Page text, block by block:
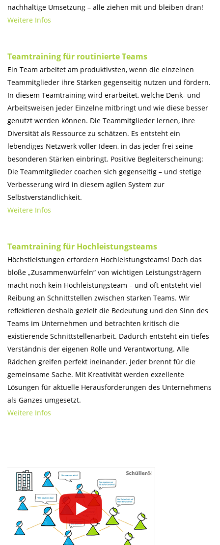
nachhaltige Umsetzung – alle ziehen mit und bleiben dran!
Weitere Infos
Teamtraining für routinierte Teams
Ein Team arbeitet am produktivsten, wenn die einzelnen
Teammitglieder ihre Stärken gegenseitig nutzen und fördern.
In diesem Teamtraining wird erarbeitet, welche Denk- und
Arbeitsweisen jeder Einzelne mitbringt und wie diese besser
genutzt werden können. Die Teammitglieder lernen, ihre
Diversität als Ressource zu schätzen. Es entsteht ein
lebendiges Netzwerk voller Ideen, in das jeder frei seine
besonderen Stärken einbringt. Positive Begleiterscheinung:
Die Teammitglieder coachen sich gegenseitig – und stetige
Verbesserung wird in diesem agilen System zur
Selbstverständlichkeit.
Weitere Infos
Teamtraining für Hochleistungsteams
Höchstleistungen erfordern Hochleistungsteams! Doch das
bloße „Zusammenwürfeln“ von wichtigen Leistungsträgern
macht noch kein Hochleistungsteam – und oft entsteht viel
Reibung an Schnittstellen zwischen starken Teams. Wir
reflektieren deshalb gezielt die Bedeutung und den Sinn des
Teams im Unternehmen und betrachten kritisch die
existierende Schnittstellenarbeit. Dadurch entsteht ein tiefes
Verständnis der eigenen Rolle und Verantwortung. Alle
Rädchen greifen perfekt ineinander. Jeder brennt für die
gemeinsame Sache. Mit Kreativität werden exzellente
Lösungen für aktuelle Herausforderungen des Unternehmens
als Ganzes umgesetzt.
Weitere Infos